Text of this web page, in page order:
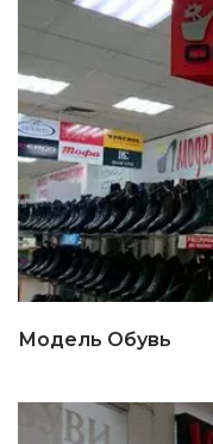
Модель Обувь